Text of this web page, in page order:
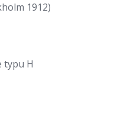
1912)
typu H